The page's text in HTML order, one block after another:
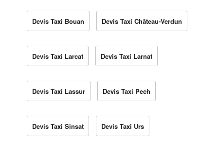
Devis Taxi Bouan Devis Taxi Château-Verdun
Devis Taxi Larcat Devis Taxi Larnat
Devis Taxi Lassur Devis Taxi Pech
Devis Taxi Sinsat Devis Taxi Urs